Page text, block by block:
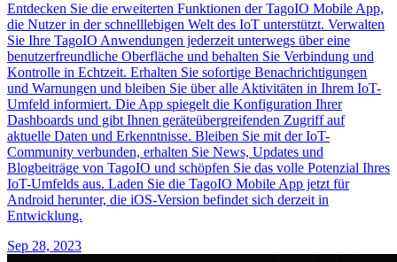
Entdecken Sie die erweiterten Funktionen der TagoIO Mobile App,
die Nutzer in der schnelllebigen Welt des IoT unterstützt. Verwalten
Sie Ihre TagoIO Anwendungen jederzeit unterwegs über eine
benutzerfreundliche Oberfläche und behalten Sie Verbindung und
Kontrolle in Echtzeit. Erhalten Sie sofortige Benachrichtigungen
und Warnungen und bleiben Sie über alle Aktivitäten in Ihrem IoT-
Umfeld informiert. Die App spiegelt die Konfiguration Ihrer
Dashboards und gibt Ihnen geräteübergreifenden Zugriff auf
aktuelle Daten und Erkenntnisse. Bleiben Sie mit der IoT-
Community verbunden, erhalten Sie News, Updates und
Blogbeiträge von TagoIO und schöpfen Sie das volle Potenzial Ihres
IoT-Umfelds aus. Laden Sie die TagoIO Mobile App jetzt für
Android herunter, die iOS-Version befindet sich derzeit in
Entwicklung.
Sep 28, 2023